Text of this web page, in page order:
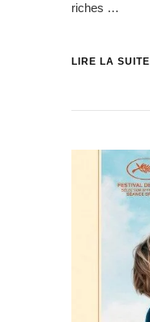
riches …
LIRE LA SUITE